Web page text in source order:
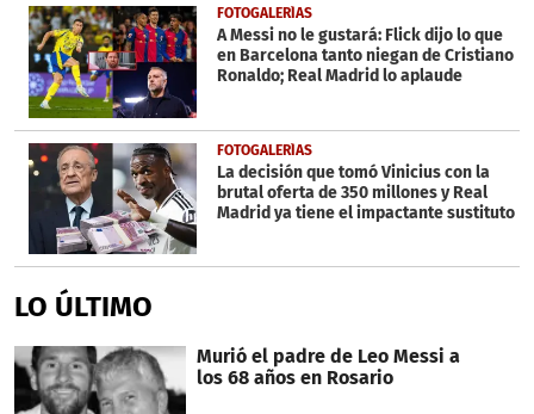
FOTOGALERÍAS
A Messi no le gustará: Flick dijo lo que
en Barcelona tanto niegan de Cristiano
Ronaldo; Real Madrid lo aplaude
FOTOGALERÍAS
La decisión que tomó Vinicius con la
brutal oferta de 350 millones y Real
Madrid ya tiene el impactante sustituto
LO ÚLTIMO
Murió el padre de Leo Messi a
los 68 años en Rosario